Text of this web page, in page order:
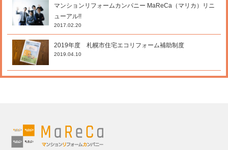
マンションリフォームカンパニー MaReCa（マリカ）リニ
ューアル!!
2017.02.20
2019年度 札幌市住宅エコリフォーム補助制度
2019.04.10